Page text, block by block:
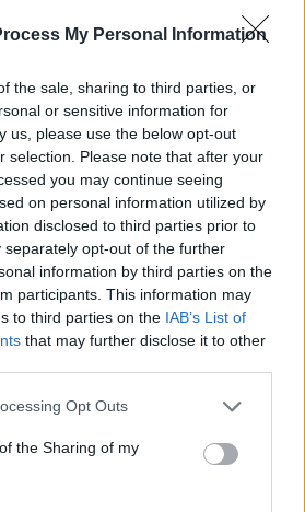
My Personal Information
the sale, sharing to third parties, or
or sensitive information for
us, please use the below opt-out
selection. Please note that after your
you may continue seeing
on personal information utilized by
disclosed to third parties prior to
separately opt-out of the further
information by third parties on the
participants. This information may
to third parties on the IAB’s List of
that may further disclose it to other
app uses one or more Google
or usage behaviour. You may click to
Google and its third-party tags to
specified purposes in below Google
Opt Outs
the Sharing of my